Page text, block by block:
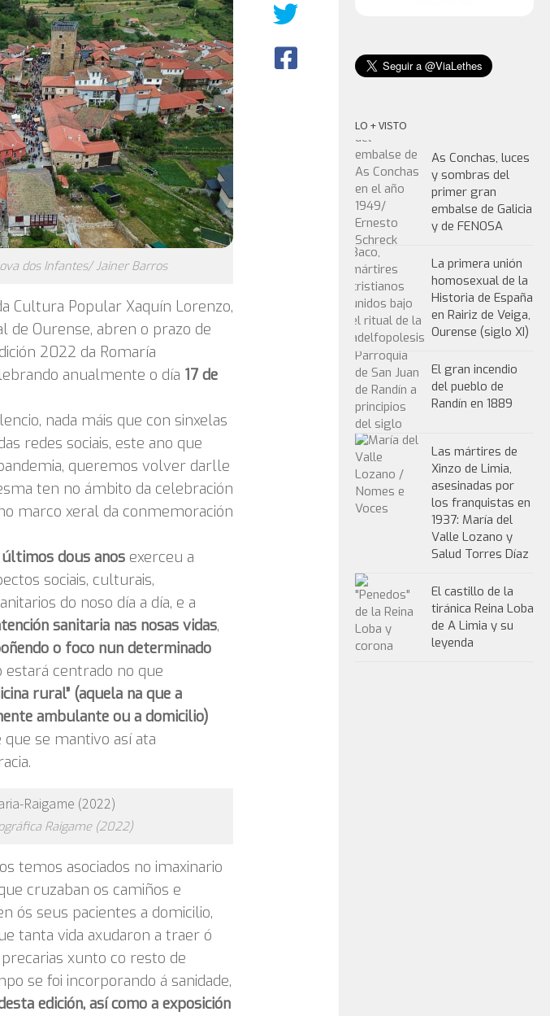
dos Infantes/ Jainer Barros
Cultura Popular Xaquín Lorenzo,
de Ourense, abren o prazo de
2022 da Romaría
anualmente o día 17 de
nada máis que con sinxelas
redes sociais, este ano que
queremos volver darlle
ten no ámbito da celebración
marco xeral da conmemoración
últimos dous anos exerceu a
sociais, culturais,
do noso día a día, e a
sanitaria nas nosas vidas,
o foco nun determinado
estará centrado no que
rural” (aquela na que a
ambulante ou a domicilio)
se mantivo así ata
Raigame (2022)
temos asociados no imaxinario
cruzaban os camiños e
ós seus pacientes a domicilio,
tanta vida axudaron a traer ó
xunto co resto de
se foi incorporando á sanidade,
edición, así como a exposición
LO + VISTO
As Conchas, luces
y sombras del
primer gran
embalse de Galicia
y de FENOSA
La primera unión
homosexual de la
Historia de España
en Rairiz de Veiga,
Ourense (siglo XI)
El gran incendio
del pueblo de
Randín en 1889
Las mártires de
Xinzo de Limia,
asesinadas por
los franquistas en
1937: María del
Valle Lozano y
Salud Torres Díaz
El castillo de la
tiránica Reina Loba
de A Limia y su
leyenda